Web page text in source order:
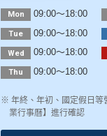
Mon 09:00～18:00
Tue 09:00～18:00
Wed 09:00～18:00
Thu 09:00～18:00
※ 年終、年初、國定假日等
業行事曆】進行確認